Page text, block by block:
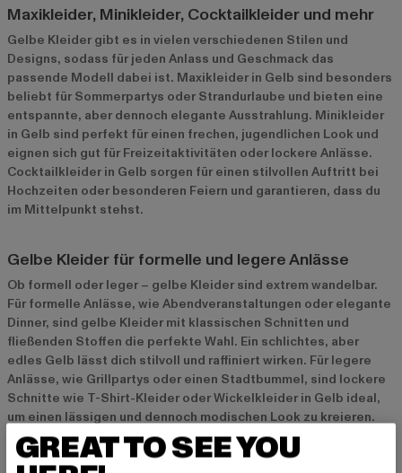
Maxikleider, Minikleider, Cocktailkleider und mehr
Gelbe Kleider gibt es in vielen verschiedenen Stilen und
Designs, sodass für jeden Anlass und Geschmack das
passende Modell dabei ist. Maxikleider in Gelb sind besonders
beliebt für Sommerpartys oder Strandurlaube und bieten eine
entspannte, aber dennoch elegante Ausstrahlung. Minikleider
in Gelb sind perfekt für einen frechen, jugendlichen Look und
eignen sich gut für Freizeitaktivitäten oder lockere Anlässe.
Cocktailkleider in Gelb sorgen für einen stilvollen Auftritt bei
Hochzeiten oder besonderen Feiern und garantieren, dass du
im Mittelpunkt stehst.
Gelbe Kleider für formelle und legere Anlässe
Ob formell oder leger – gelbe Kleider sind extrem wandelbar.
Für formelle Anlässe, wie Abendveranstaltungen oder elegante
Dinner, sind gelbe Kleider mit klassischen Schnitten und
fließenden Stoffen die perfekte Wahl. Ein schlichtes, aber
edles Gelb lässt dich stilvoll und raffiniert wirken. Für legere
Anlässe, wie Grillpartys oder einen Stadtbummel, sind lockere
Schnitte wie T-Shirt-Kleider oder Wickelkleider in Gelb ideal,
um einen lässigen und dennoch modischen Look zu kreieren.
Materialien und Qualität bei gelben Kleidern
GREAT TO SEE YOU